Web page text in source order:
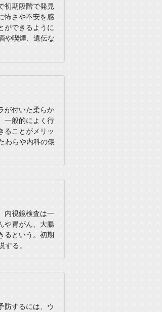
初期段階で発見
怖さや不安を感
ができるように
や喫煙、遺伝な
が付いた柔らか
一般的によく行
ることがメリッ
わらや内科の俵
内視鏡検査は一
や胃がん、大腸
るという。初期
る。
防するには、ウ